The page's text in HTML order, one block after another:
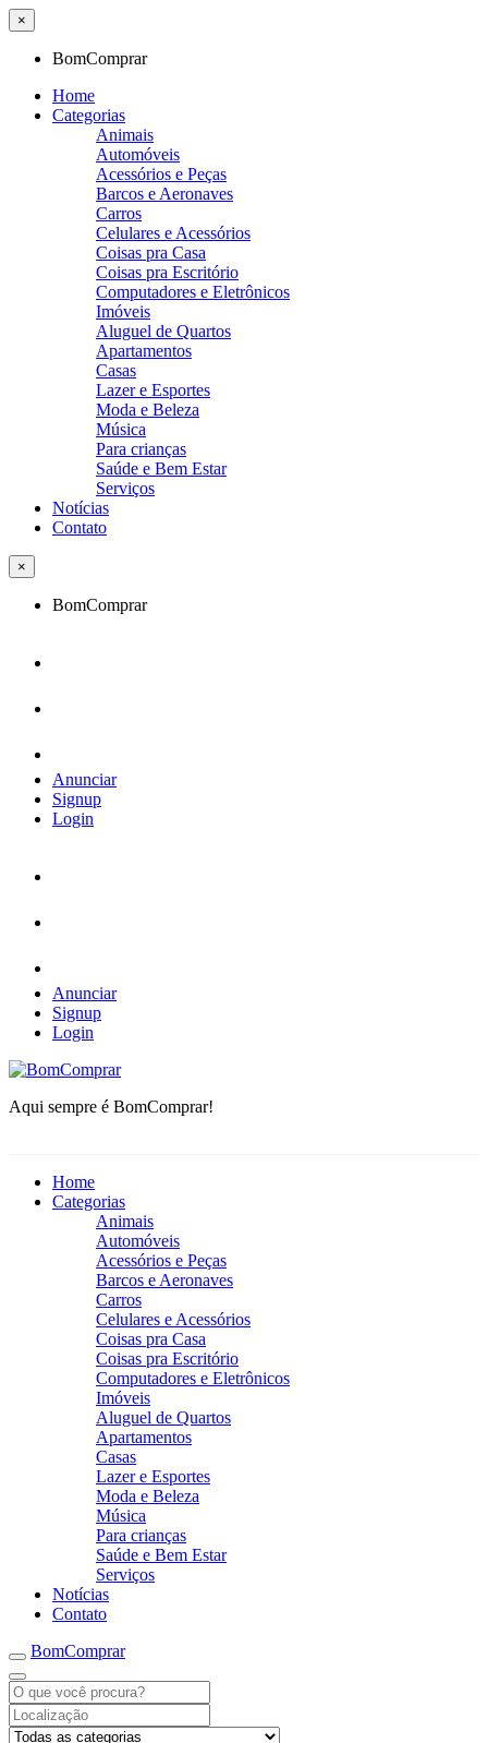
×
BomComprar
Home
Categorias
Animais
Automóveis
Acessórios e Peças
Barcos e Aeronaves
Carros
Celulares e Acessórios
Coisas pra Casa
Coisas pra Escritório
Computadores e Eletrônicos
Imóveis
Aluguel de Quartos
Apartamentos
Casas
Lazer e Esportes
Moda e Beleza
Música
Para crianças
Saúde e Bem Estar
Serviços
Notícias
Contato
×
BomComprar
Anunciar
Signup
Login
Anunciar
Signup
Login
BomComprar
Aqui sempre é BomComprar!
Home
Categorias
Animais
Automóveis
Acessórios e Peças
Barcos e Aeronaves
Carros
Celulares e Acessórios
Coisas pra Casa
Coisas pra Escritório
Computadores e Eletrônicos
Imóveis
Aluguel de Quartos
Apartamentos
Casas
Lazer e Esportes
Moda e Beleza
Música
Para crianças
Saúde e Bem Estar
Serviços
Notícias
Contato
BomComprar